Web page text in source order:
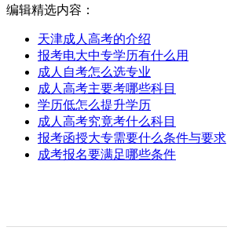
编辑精选内容：
天津成人高考的介绍
报考电大中专学历有什么用
成人自考怎么选专业
成人高考主要考哪些科目
学历低怎么提升学历
成人高考究竟考什么科目
报考函授大专需要什么条件与要求
成考报名要满足哪些条件